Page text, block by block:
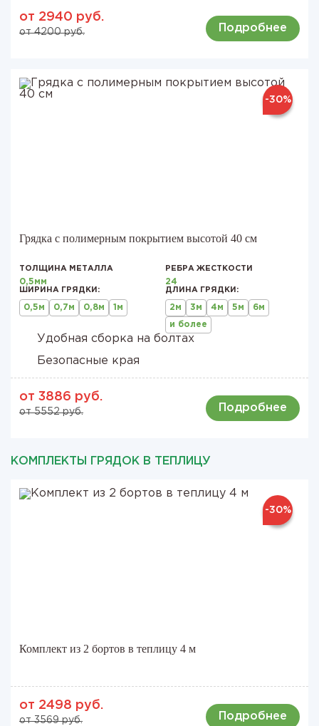
от 2940 руб.
от 4200 руб. Подробнее
-30%
Грядка с полимерным покрытием высотой 40 см
ТОЛЩИНА МЕТАЛЛА
0,5мм
РЕБРА ЖЕСТКОСТИ
24
ШИРИНА ГРЯДКИ:
0,5м 0,7м 0,8м 1м
ДЛИНА ГРЯДКИ:
2м 3м 4м 5м 6м
и более
Удобная сборка на болтах
Безопасные края
от 3886 руб.
от 5552 руб. Подробнее
КОМПЛЕКТЫ ГРЯДОК В ТЕПЛИЦУ
-30%
Комплект из 2 бортов в теплицу 4 м
от 2498 руб.
от 3569 руб. Подробнее